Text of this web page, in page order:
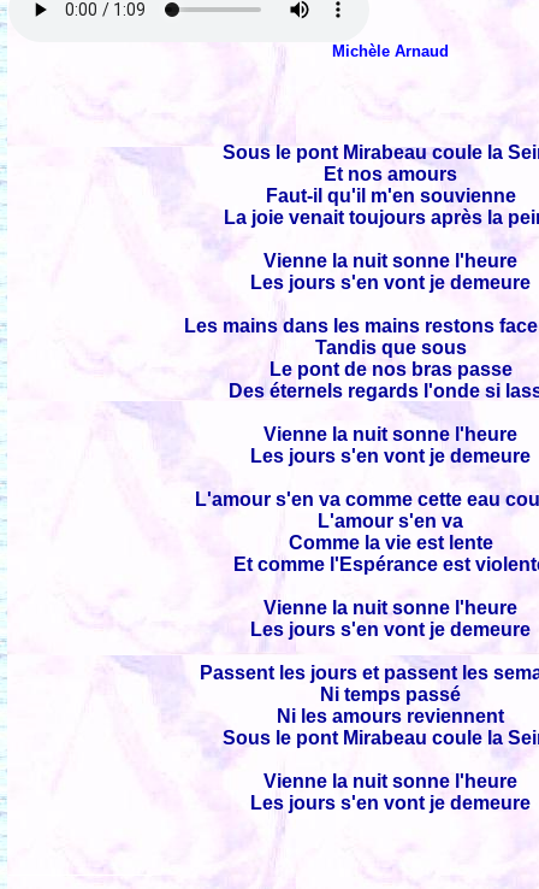
Michèle Arnaud
Sous le pont Mirabeau coule la
Et nos amours
Faut-il qu'il m'en souvienne
La joie venait toujours après la
Vienne la nuit sonne l'heure
Les jours s'en vont je demeure
Les mains dans les mains restons
Tandis que sous
Le pont de nos bras passe
Des éternels regards l'onde si
Vienne la nuit sonne l'heure
Les jours s'en vont je demeure
L'amour s'en va comme cette eau
L'amour s'en va
Comme la vie est lente
Et comme l'Espérance est
Vienne la nuit sonne l'heure
Les jours s'en vont je demeure
Passent les jours et passent les
Ni temps passé
Ni les amours reviennent
Sous le pont Mirabeau coule la
Vienne la nuit sonne l'heure
Les jours s'en vont je demeure